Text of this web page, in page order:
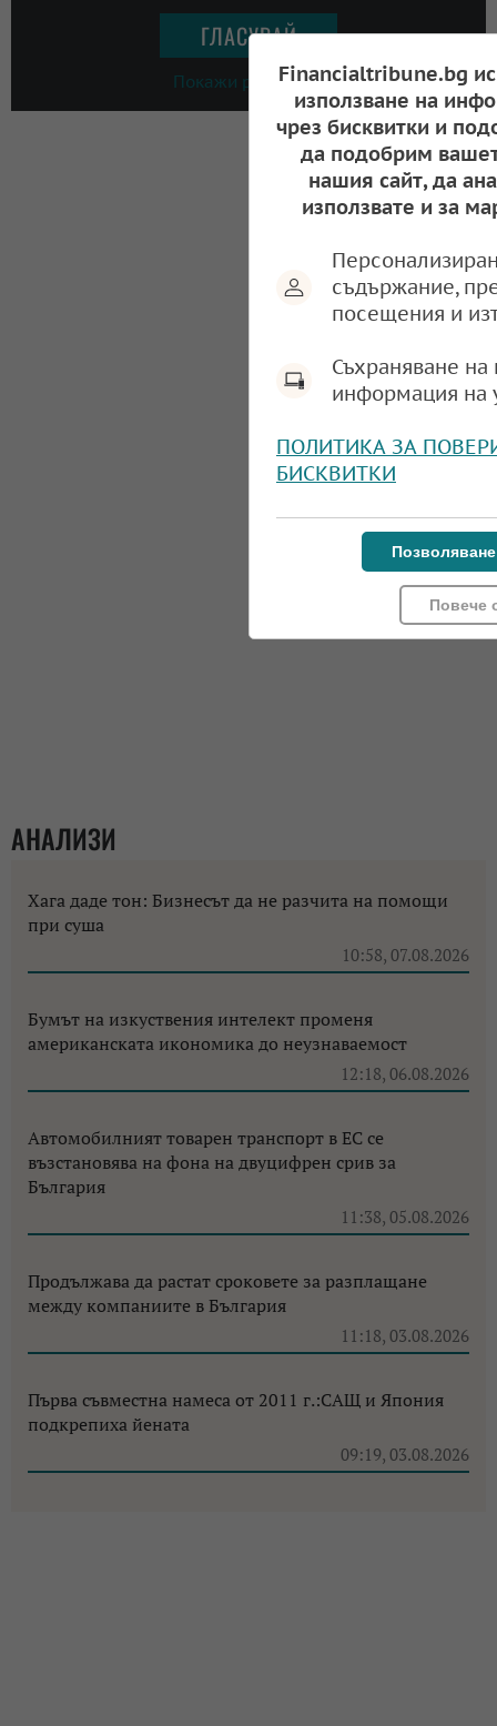
Покажи резултати
АНАЛИЗИ
Хага даде тон: Бизнесът да не разчита на помощи
при суша
10:58, 07.08.2026
Бумът на изкуствения интелект променя
американската икономика до неузнаваемост
12:18, 06.08.2026
Автомобилният товарен транспорт в ЕС се
възстановява на фона на двуцифрен срив за
България
11:38, 05.08.2026
Продължава да растат сроковете за разплащане
между компаниите в България
11:18, 03.08.2026
Първа съвместна намеса от 2011 г.:САЩ и Япония
подкрепиха йената
09:19, 03.08.2026
Financialtribune.bg
използване на
чрез бисквитки и
да подобрим
нашия сайт, да
използвате и за
съдържание,
посещения и
Съхраняване
информация на
ПОЛИТИКА ЗА
БИСКВИТКИ
Повече